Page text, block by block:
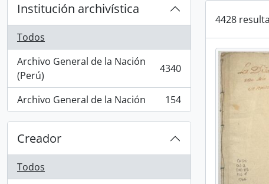
Institución archivística
Todos
Archivo General de la Nación
(Perú)
, 4340 resultados 4340
Archivo General de la Nación
, 154 resultados 154
Creador
Todos
4428